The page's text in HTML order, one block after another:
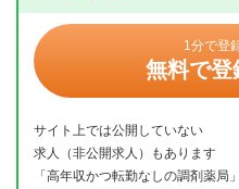
1分で登
無料で登
サイト上では公開していない
求人（非公開求人）もあります
「高年収かつ転勤なしの調剤薬局